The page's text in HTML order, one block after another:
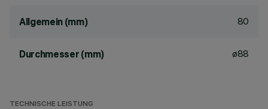
Allgemein (mm) 80
Durchmesser (mm) ø88
TECHNISCHE LEISTUNG